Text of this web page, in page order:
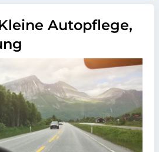
Autopflege,